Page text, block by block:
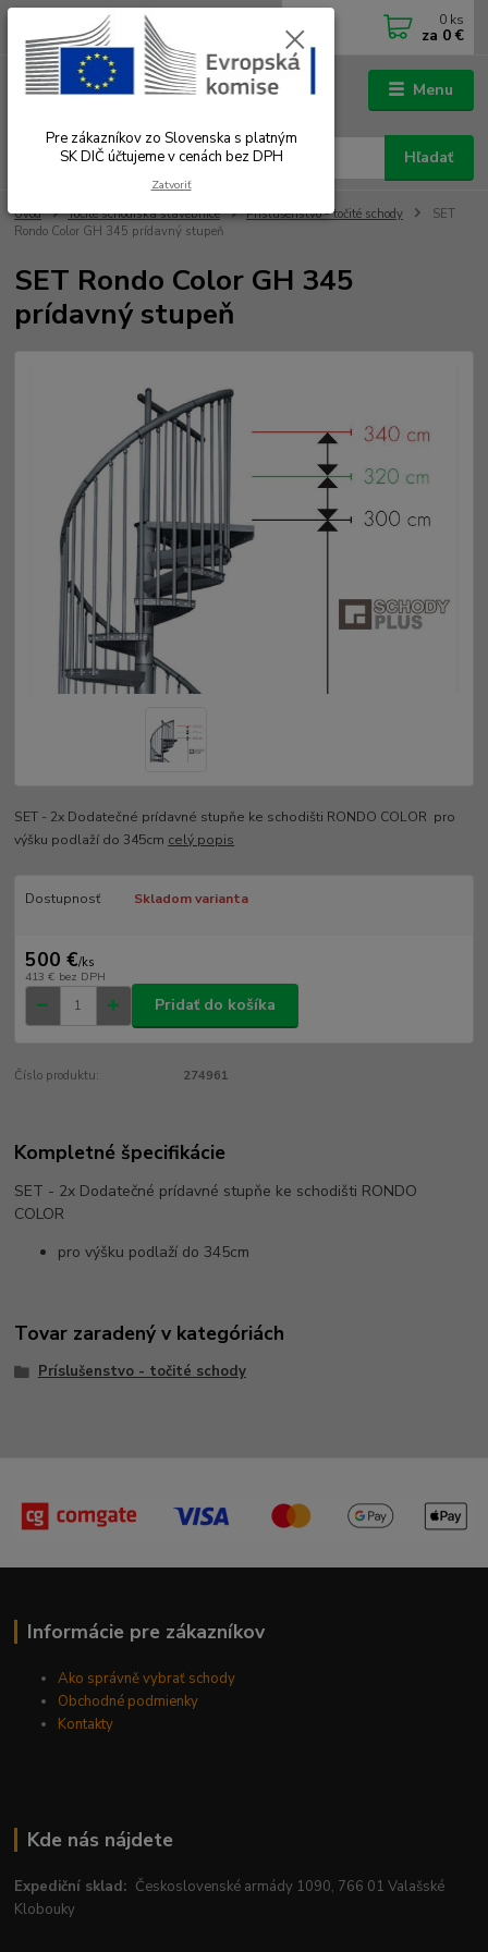
Menu
Hľadať
Po-Čt 7.00 - 16.00 hod. Pá 7.00 - 12.00 hod.
0 ks
za 0 €
Úvod Točité schodiská stavebnice Príslušenstvo - točité schody
SET
Rondo Color GH 345 prídavný stupeň
SET Rondo Color GH 345
prídavný stupeň
SET - 2x Dodatečné prídavné stupňe ke schodišti RONDO COLOR pro
výšku podlaží do 345cm celý popis
Dostupnosť Skladom varianta
500 €/ks
413 € bez DPH
Pridať do košíka
Číslo produktu: 274961
Kompletné špecifikácie
SET - 2x Dodatečné prídavné stupňe ke schodišti RONDO
COLOR
pro výšku podlaží do 345cm
Tovar zaradený v kategóriách
Príslušenstvo - točité schody
Informácie pre zákazníkov
Ako správně vybrať schody
Obchodné podmienky
Kontakty
Kde nás nájdete
Expediční sklad: Československé armády 1090, 766 01 Valašské
Klobouky
Pre zákazníkov zo Slovenska s platným
SK DIČ účtujeme v cenách bez DPH
Zatvoriť